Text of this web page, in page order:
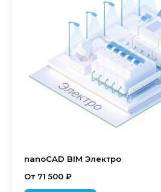
nanoCAD BIM Электро
От 71 500 ₽